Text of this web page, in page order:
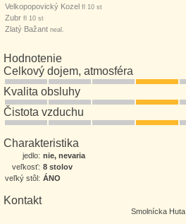
Velkopopovický Kozel fl 10 st
Zubr fl 10 st
Zlatý Bažant neal.
Hodnotenie
Celkový dojem, atmosféra
Kvalita obsluhy
Čistota vzduchu
Charakteristika
jedlo: nie, nevaria
veľkosť: 8 stolov
veľký stôl: ÁNO
Kontakt
Smolnícka Huta